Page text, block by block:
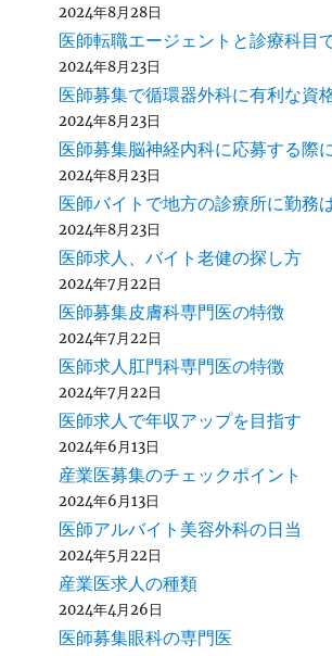
2024年8月28日
医師転職エージェントと診療科目
2024年8月23日
医師募集で循環器外科に有利な資
2024年8月23日
医師募集脳神経内科に応募する際
2024年8月23日
医師バイトで地方の診療所に勤務
2024年8月23日
医師求人、バイト老健の探し方
2024年7月22日
医師募集皮膚科専門医の特徴
2024年7月22日
医師求人肛門科専門医の特徴
2024年7月22日
医師求人で年収アップを目指す
2024年6月13日
産業医募集のチェックポイント
2024年6月13日
医師アルバイト美容外科の日当
2024年5月22日
産業医求人の種類
2024年4月26日
医師募集眼科の専門医